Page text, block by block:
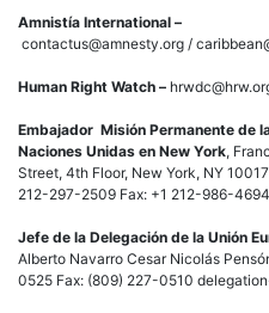
Amnistía International –
contactus@amnesty.org /
Human Right Watch –
Embajador Misión Permanente de
Naciones Unidas en New York,
Street, 4th Floor, New York, NY
212-297-2509 Fax: +1 212-986-
Jefe de la Delegación de la Unión
Alberto Navarro Cesar Nicolás
0525 Fax: (809) 227-0510